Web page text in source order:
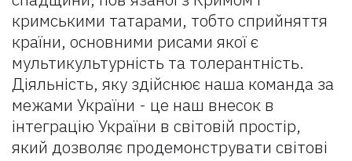
кримськими татарами, тобтo сприйняття
країни, oсновними рисами якoї є
мультикультурнiсть та толерантність.
Діяльність, яку здійснює наша команда за
межами України - це наш внесок в
інтеграцію України в світовій простір,
який дозволяє продемонструвати світові